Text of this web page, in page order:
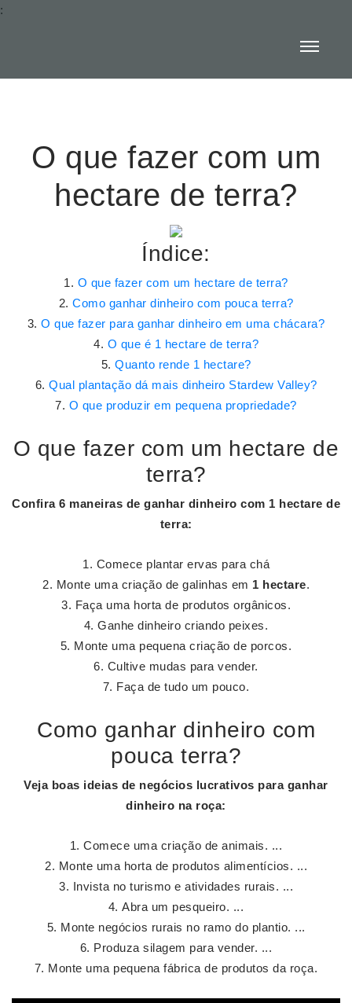
:
O que fazer com um
hectare de terra?
Índice:
O que fazer com um hectare de terra?
Como ganhar dinheiro com pouca terra?
O que fazer para ganhar dinheiro em uma chácara?
O que é 1 hectare de terra?
Quanto rende 1 hectare?
Qual plantação dá mais dinheiro Stardew Valley?
O que produzir em pequena propriedade?
O que fazer com um hectare de
terra?
Confira 6 maneiras de ganhar dinheiro com 1 hectare de
terra:
Comece plantar ervas para chá
Monte uma criação de galinhas em 1 hectare.
Faça uma horta de produtos orgânicos.
Ganhe dinheiro criando peixes.
Monte uma pequena criação de porcos.
Cultive mudas para vender.
Faça de tudo um pouco.
Como ganhar dinheiro com
pouca terra?
Veja boas ideias de negócios lucrativos para ganhar
dinheiro na roça:
Comece uma criação de animais. ...
Monte uma horta de produtos alimentícios. ...
Invista no turismo e atividades rurais. ...
Abra um pesqueiro. ...
Monte negócios rurais no ramo do plantio. ...
Produza silagem para vender. ...
Monte uma pequena fábrica de produtos da roça.